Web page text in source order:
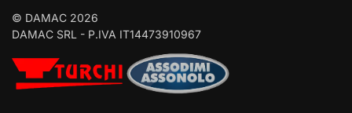
© DAMAC 2026
DAMAC SRL - P.IVA IT14473910967